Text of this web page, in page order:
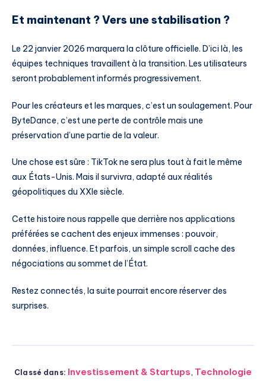
Et maintenant ? Vers une stabilisation ?
Le 22 janvier 2026 marquera la clôture officielle. D’ici là, les
équipes techniques travaillent à la transition. Les utilisateurs
seront probablement informés progressivement.
Pour les créateurs et les marques, c’est un soulagement. Pour
ByteDance, c’est une perte de contrôle mais une
préservation d’une partie de la valeur.
Une chose est sûre : TikTok ne sera plus tout à fait le même
aux États-Unis. Mais il survivra, adapté aux réalités
géopolitiques du XXIe siècle.
Cette histoire nous rappelle que derrière nos applications
préférées se cachent des enjeux immenses : pouvoir,
données, influence. Et parfois, un simple scroll cache des
négociations au sommet de l’État.
Restez connectés, la suite pourrait encore réserver des
surprises.
Classé dans: Investissement & Startups, Technologie